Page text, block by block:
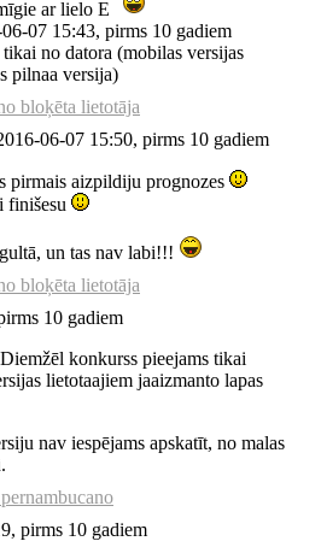
ar lielo E
07 15:43, pirms 10 gadiem
no datora (mobilas versijas
pilnaa versija)
bloķēta lietotāja
06-07 15:50, pirms 10 gadiem
pirmais aizpildiju prognozes
finišesu
un tas nav labi!!!
bloķēta lietotāja
10 gadiem
konkurss pieejams tikai
lietotaajiem jaaizmanto lapas
nav iespējams apskatīt, no malas
pirms 10 gadiem